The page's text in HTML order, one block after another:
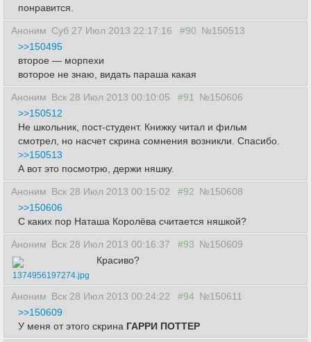
понравится.
Аноним Суб 27 Июл 2013 22:17:16 #90 №150513
>>150495
второе — морпехи
воторое не знаю, видать параша какая
Аноним Вск 28 Июл 2013 00:10:05 #91
№150606
>>150512
Не школьник, пост-студент. Книжку читал и фильм
смотрел, но насчет скрина сомнения возникли. Спасибо.
>>150513
А вот это посмотрю, держи няшку.
Аноним Вск 28 Июл 2013 00:15:02 #92 №150608
>>150606
С каких пор Наташа Королёва считается няшкой?
Аноним Вск 28 Июл 2013 00:16:37 #93 №150609
1374956197274.jpg
Красиво?
Аноним Вск 28 Июл 2013 00:24:22 #94 №150611
>>150609
У меня от этого скрина ГАРРИ ПОТТЕР